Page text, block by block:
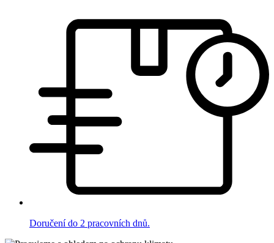
Doručení do 2 pracovních dnů.